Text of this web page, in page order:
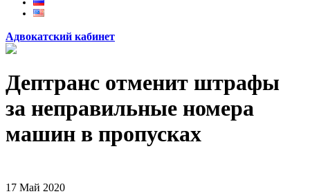
Адвокатский кабинет
Дептранс отменит штрафы
за неправильные номера
машин в пропусках
17 Май 2020